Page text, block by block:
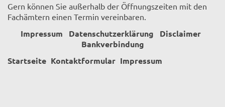
Gern können Sie außerhalb der Öffnungszeiten mit den
Fachämtern einen Termin vereinbaren.
Impressum Datenschutzerklärung
Disclaimer
Bankverbindung
Startseite Kontaktformular Impressum